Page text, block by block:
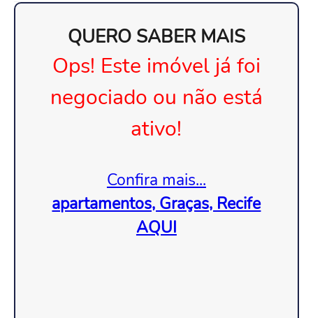
QUERO SABER MAIS
Ops! Este imóvel já foi
negociado ou não está
ativo!
Confira mais...
apartamentos, Graças, Recife
AQUI